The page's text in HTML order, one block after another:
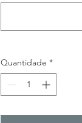
Quantidade *